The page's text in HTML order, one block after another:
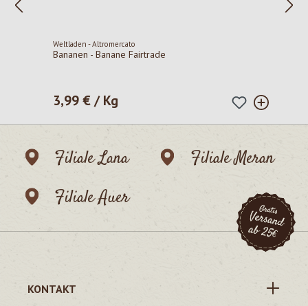
Weltladen - Altromercato
Bananen - Banane Fairtrade
Regulärer Preis:
3,99 € / Kg
Filiale Lana
Filiale Meran
Filiale Auer
KONTAKT